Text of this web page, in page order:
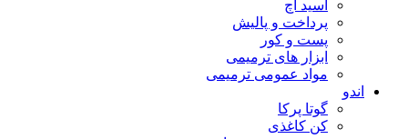
اسید اچ
پرداخت و پالیش
پست و کور
ابزار های ترمیمی
مواد عمومی ترمیمی
اندو
گوتا پرکا
کن کاغذی